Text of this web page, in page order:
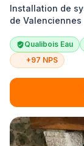
Installation de
de Valenciennes
Qualibois Eau
+97 NPS